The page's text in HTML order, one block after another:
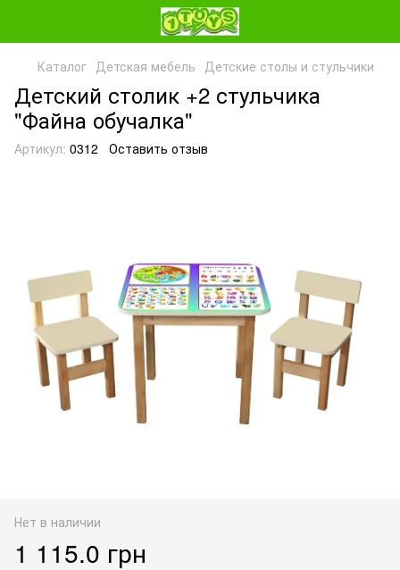
Каталог Детская мебель Детские столы и стульчики
Детский столик +2 стульчика
"Файна обучалка"
Артикул: 0312 Оставить отзыв
Нет в наличии
1 115.0 грн